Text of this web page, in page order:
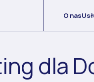
O nas
dla